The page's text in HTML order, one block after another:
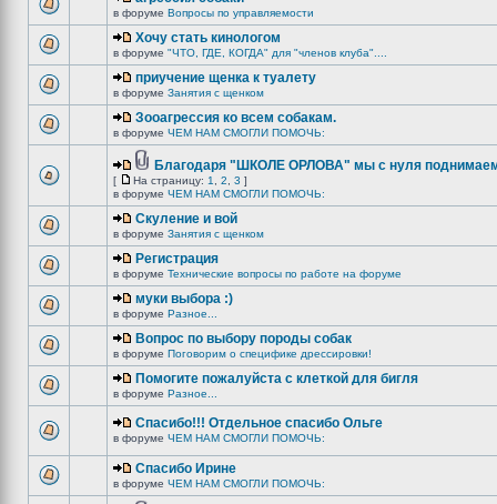
в форуме Вопросы по управляемости
Хочу стать кинологом
в форуме "ЧТО, ГДЕ, КОГДА" для "членов клуба"....
приучение щенка к туалету
в форуме Занятия с щенком
Зооагрессия ко всем собакам.
в форуме ЧЕМ НАМ СМОГЛИ ПОМОЧЬ:
Благодаря "ШКОЛЕ ОРЛОВА" мы с нуля
[ На страницу: 1 2 3 ]
в форуме ЧЕМ НАМ СМОГЛИ ПОМОЧЬ:
Скуление и вой
в форуме Занятия с щенком
Регистрация
в форуме Технические вопросы по работе на форуме
муки выбора :)
в форуме Разное...
Вопрос по выбору породы собак
в форуме Поговорим о специфике дрессировки!
Помогите пожалуйста с клеткой для бигля
в форуме Разное...
Спасибо!!! Отдельное спасибо Ольге
в форуме ЧЕМ НАМ СМОГЛИ ПОМОЧЬ:
Спасибо Ирине
в форуме ЧЕМ НАМ СМОГЛИ ПОМОЧЬ: